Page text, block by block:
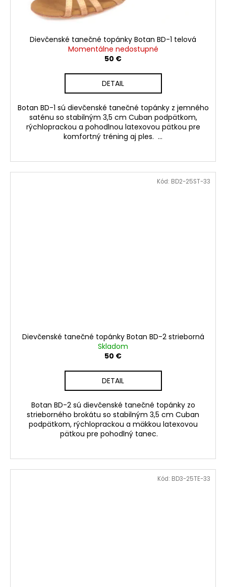
Dievčenské tanečné topánky Botan BD-1 telová
Momentálne nedostupné
50 €
DETAIL
Botan BD-1 sú dievčenské tanečné topánky z jemného
saténu so stabilným 3,5 cm Cuban podpätkom,
rýchloprackou a pohodlnou latexovou pätkou pre
komfortný tréning aj ples. ...
Dievčenské tanečné topánky Botan BD-2 strieborná
Skladom
50 €
DETAIL
Botan BD-2 sú dievčenské tanečné topánky zo
strieborného brokátu so stabilným 3,5 cm Cuban
podpätkom, rýchloprackou a mäkkou latexovou
pätkou pre pohodlný tanec.
Kód: BD2-25ST-33
Kód: BD3-25TE-33